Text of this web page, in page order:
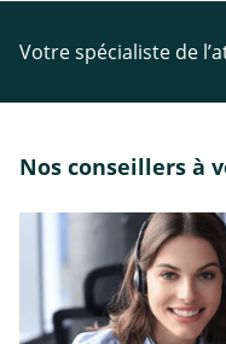
Votre spécialiste de
Nos conseillers à